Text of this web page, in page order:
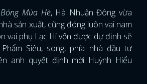
Mùa Hè, Hà Nhuận Đông vừa
sản xuất, cũng đóng luôn vai nam
vai phụ Lạc Hi vốn được dự định sẽ
Siêu, song, phía nhà đầu tư
anh quyết định mời Huỳnh Hiểu